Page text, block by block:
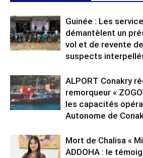
Guinée : Les
démantèlent un
vol et de revente
suspects
ALPORT Conakry
remorqueur «
les capacités
Autonome de
Mort de Chalisa «
ADDOHA : le